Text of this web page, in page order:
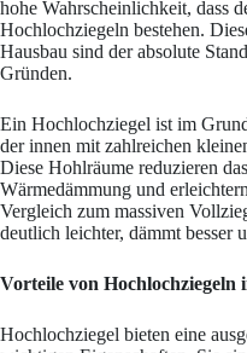
hohe Wahrscheinlichkeit, dass
Hochlochziegeln bestehen.
Hausbau sind der absolute
Gründen.
Ein Hochlochziegel ist im
der innen mit zahlreichen
Diese Hohlräume reduzieren
Wärmedämmung und
Vergleich zum massiven
deutlich leichter, dämmt besser
Vorteile von Hochlochziegeln
Hochlochziegel bieten eine